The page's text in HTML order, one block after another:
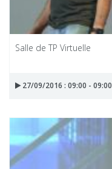
Salle de TP Virtuelle
27/09/2016 : 09:00 - 09:00